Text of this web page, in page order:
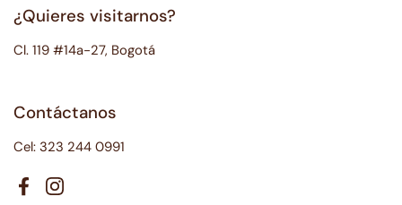
¿Quieres visitarnos?
Cl. 119 #14a-27, Bogotá
Contáctanos
Cel: 323 244 0991
FacebookInstagram